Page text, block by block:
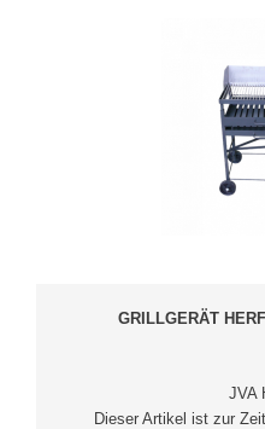
GRILLGERÄT
JVA
Dieser Artikel ist zur